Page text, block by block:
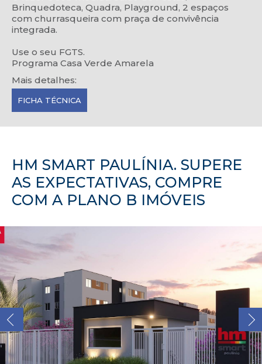
Brinquedoteca, Quadra, Playground, 2 espaços
com churrasqueira com praça de convivência
integrada.
Use o seu FGTS.
Programa Casa Verde Amarela
Mais detalhes:
FICHA TÉCNICA
HM SMART PAULÍNIA. SUPERE
AS EXPECTATIVAS, COMPRE
COM A PLANO B IMÓVEIS